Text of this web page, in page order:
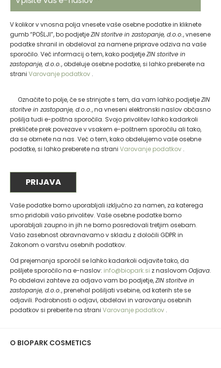
V kolikor v vnosna polja vnesete vaše osebne podatke in kliknete
gumb “POŠLJI”, bo podjetjeZIN storitve in zastopanje, d.o.o., vnesene
podatke shranil in obdeloval za namene priprave odziva na vaše
sporočilo. Več informacij o tem, kako podjetjeZIN storitve in
zastopanje, d.o.o., obdeluje osebne podatke, si lahko preberete na
strani Varovanje podatkov .
Označite to polje, če se strinjate s tem, da vam lahko podjetjeZIN
storitve in zastopanje, d.o.o., na vneseni elektronski naslov občasno
pošilja tudi e-poštna sporočila. Svojo privolitev lahko kadarkoli
prekličete prek povezave v vsakem e-poštnem sporočilu ali tako,
da se obrnete na nas. Več o tem, kako obdelujemo vaše osebne
podatke, si lahko preberete na strani Varovanje podatkov .
Vaše podatke bomo uporabljali izključno za namen, za katerega
smo pridobili vašo privolitev. Vaše osebne podatke bomo
uporabljali zaupno in jih ne bomo posredovali tretjim osebam.
Vašo zasebnost obravnavamo v skladu z določili GDPR in
Zakonom o varstvu osebnih podatkov.
Od prejemanja sporočil se lahko kadarkoli odjavite tako, da
pošljete sporočilo na e-naslov: info@biopark.si z naslovom Odjava.
Po obdelavi zahteve za odjavo vam bo podjetje,ZIN storitve in
zastopanje, d.o.o., prenehal pošiljati vsebine, od katerih ste se
odjavili. Podrobnosti o odjavi, obdelavi in varovanju osebnih
podatkov si preberite na strani Varovanje podatkov .
O BIOPARK COSMETICS